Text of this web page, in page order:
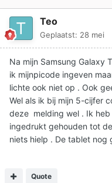
Teo
Geplaatst: 28 mei
Na mijn Samsung Galaxy
ik mijnpicode ingeven
lichte ook niet op . Ook
Wel als ik bij mijn 5-cijfer
deze melding wel . Ik
ingedrukt gehouden tot
niets hielp . De tablet nog
Quote